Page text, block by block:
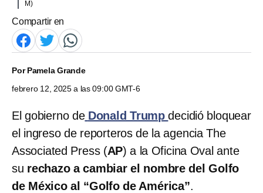
M)
Compartir en
PorPamela Grande
febrero 12, 2025 a las 09:00 GMT-6
El gobierno de Donald Trumpdecidió bloquear
el ingreso de reporteros de la agencia The
Associated Press (AP) a la Oficina Oval ante
su rechazo a cambiar el nombre del Golfo
de México al “Golfo de América”.